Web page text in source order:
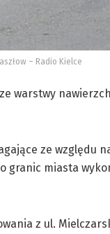
– Radio Kielce
warstwy
ze względu
granic miasta
z ul.